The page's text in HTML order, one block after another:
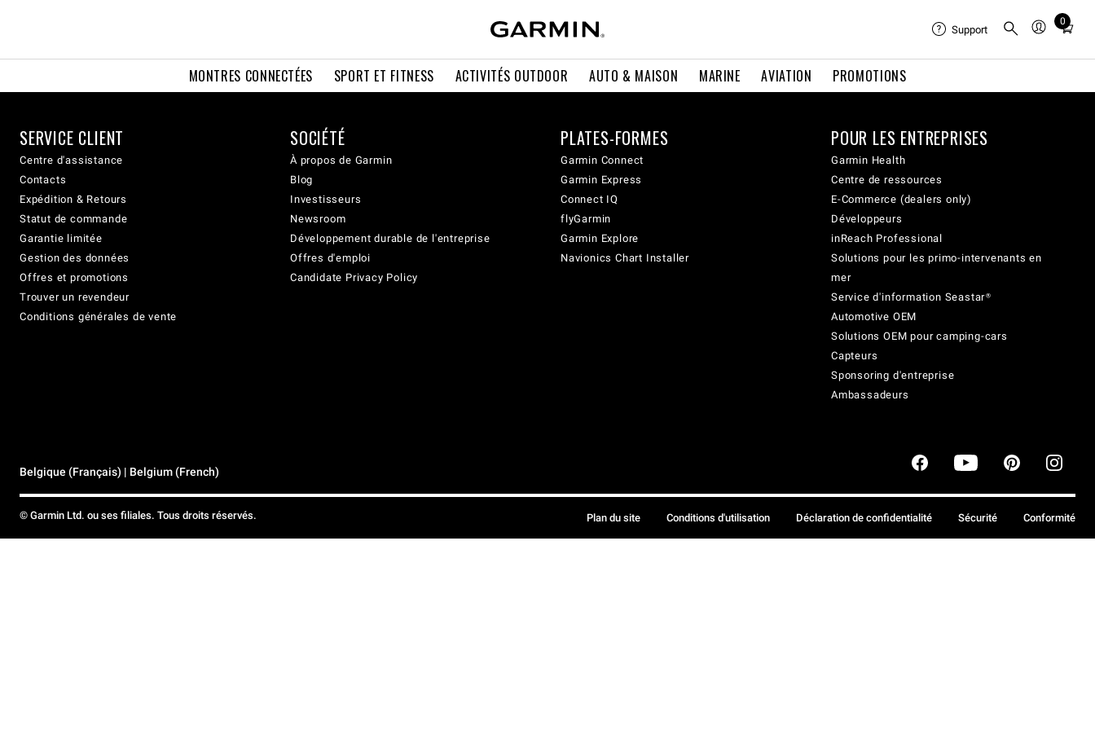
MONTRES CONNECTÉES SPORT ET FITNESS ACTIVITÉS OUTDOOR AUTO & MAISON MARINE AVIATION PROMOTIONS
Support
0
Total
in
SERVICE CLIENT
Centre d'assistance
Contacts
Expédition & Retours
Statut de commande
Garantie limitée
Gestion des données
Offres et promotions
Trouver un revendeur
Conditions générales de vente
SOCIÉTÉ
À propos de Garmin
Blog
Investisseurs
Newsroom
Développement durable de l'entreprise
Offres d'emploi
Candidate Privacy Policy
PLATES-FORMES
Garmin Connect
Garmin Express
Connect IQ
flyGarmin
Garmin Explore
Navionics Chart Installer
POUR LES ENTREPRISES
Garmin Health
Centre de ressources
E-Commerce (dealers only)
Développeurs
inReach Professional
Solutions pour les primo-intervenants en
mer
Service d'information Seastar®
Automotive OEM
Solutions OEM pour camping-cars
Capteurs
Sponsoring d'entreprise
Ambassadeurs
Belgique (Français) | Belgium (French)
© Garmin Ltd. ou ses filiales. Tous droits réservés. Plan du site Conditions d'utilisation Déclaration de confidentialité Sécurité Conformité